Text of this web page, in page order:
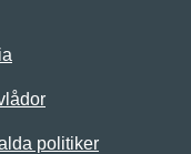
politiker